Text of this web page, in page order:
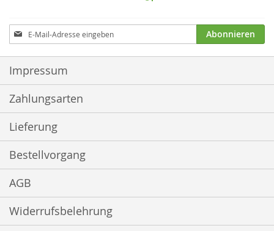
Anmeldung
zum
Newsletter:
Abonnieren
Impressum
Zahlungsarten
Lieferung
Bestellvorgang
AGB
Widerrufsbelehrung